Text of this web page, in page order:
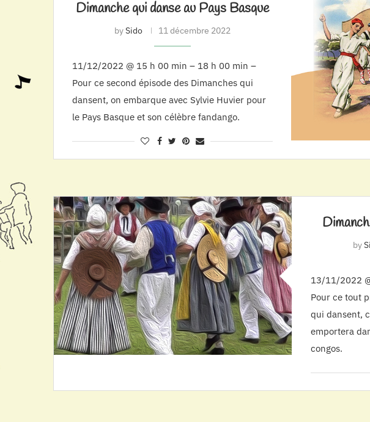
Dimanche qui danse au Pays Basque
bySido 11 décembre 2022
11/12/2022 @ 15 h 00 min – 18 h 00 min –
Pour ce second épisode des Dimanches qui
dansent, on embarque avec Sylvie Huvier pour
le Pays Basque et son célèbre fandango.
by
13/11/2022
Pour ce tout
qui dansent,
emportera
congos.